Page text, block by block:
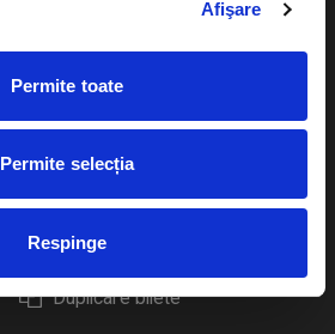
Afişare
Permite toate
Permite selecția
Respinge
Plata online sau cash
eBilet printat acasa
Livrare prin curier
Returnare bilete
Duplicare bilete